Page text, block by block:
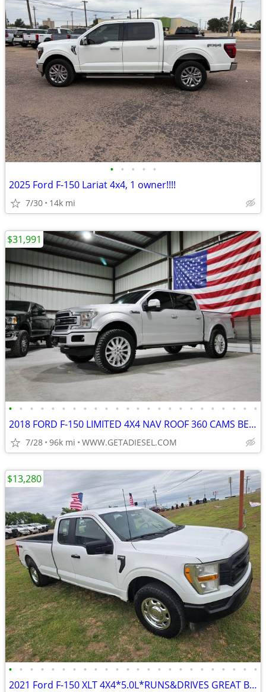
• • • • •
2025 Ford F-150 Lariat 4x4, 1 owner!!!!
7/30 14k mi
• • • • • • • • • • • • • • • • • • • • • • • •
2018 FORD F-150 LIMITED 4X4 NAV ROOF 360 CAMS BED COVER NEW 35'S!
7/28 96k mi WWW.GETADIESEL.COM
$31,991
• • • • • • • • • • • • • • • • • • • • • • • •
2021 Ford F-150 XLT 4X4*5.0L*RUNS&DRIVES GREAT BED-LINER
$13,280